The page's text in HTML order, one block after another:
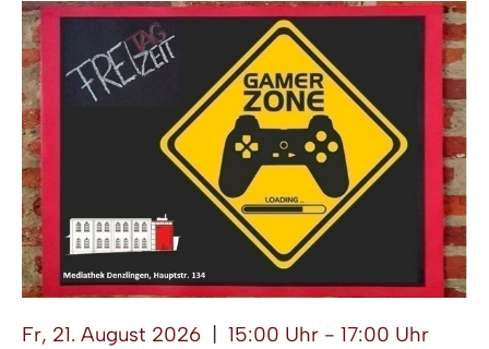
Fr, 21. August 2026
15:00 Uhr - 17:00 Uhr